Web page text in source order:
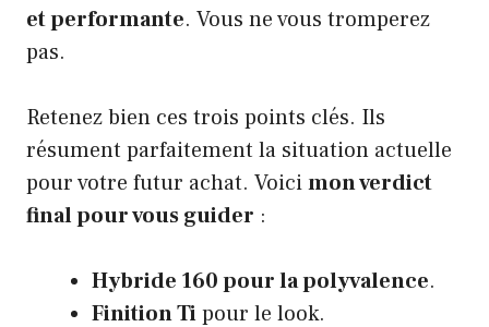
et performante. Vous ne vous tromperez
pas.
Retenez bien ces trois points clés. Ils
résument parfaitement la situation actuelle
pour votre futur achat. Voicimon verdict
final pour vous guider :
Hybride 160 pour la polyvalence.
Finition Tipour le look.